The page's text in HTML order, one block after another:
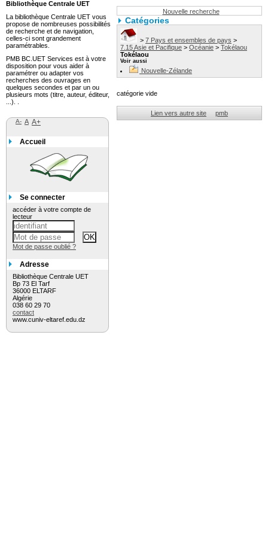
Nouvelle recherche
Catégories
> 7 Pays et ensembles de pays >
7.15 Asie et Pacifique > Océanie > Tokélaou
Tokélaou
Voir aussi
Nouvelle-Zélande
catégorie vide
Lien vers autre site pmb
Bibliothèque Centrale UET
La bibliothèque Centrale UET vous
propose de nombreuses possibilités
de recherche et de navigation,
celles-ci sont grandement
paramétrables.
PMB BC.UET Services est à votre
disposition pour vous aider à
paramétrer ou adapter vos
recherches des ouvrages en
quelques secondes et par un ou
plusieurs mots (titre, auteur, éditeur,
...). .
A- A A+
Accueil
Se connecter
accéder à votre compte de
lecteur
Mot de passe oublié ?
Adresse
Bibliothèque Centrale UET
Bp 73 El Tarf
36000 ELTARF
Algérie
038 60 29 70
contact
www.cuniv-eltaref.edu.dz